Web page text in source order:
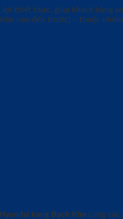
thiết thực, giúp khách hàng
nào đến trước) – thuộc
hạng Bạch Kimcùng các